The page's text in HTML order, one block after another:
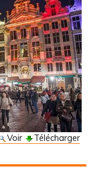
Voir Télécharger